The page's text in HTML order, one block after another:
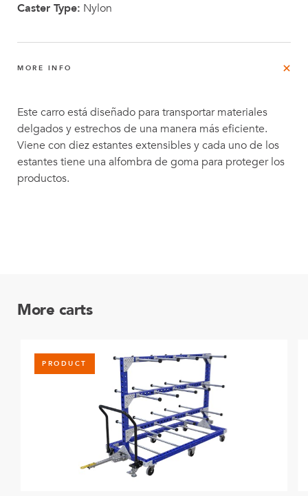
Caster Type: Nylon
MORE INFO
Este carro está diseñado para transportar materiales
delgados y estrechos de una manera más eficiente.
Viene con diez estantes extensibles y cada uno de los
estantes tiene una alfombra de goma para proteger los
productos.
More carts
PRODUCT